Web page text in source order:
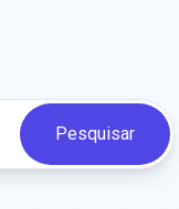
Pesquisar